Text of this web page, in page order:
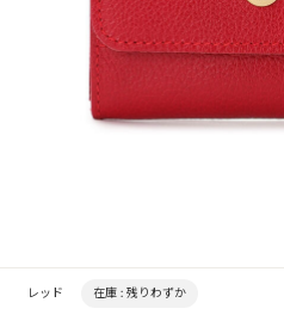
レッド 在庫 : 残りわずか